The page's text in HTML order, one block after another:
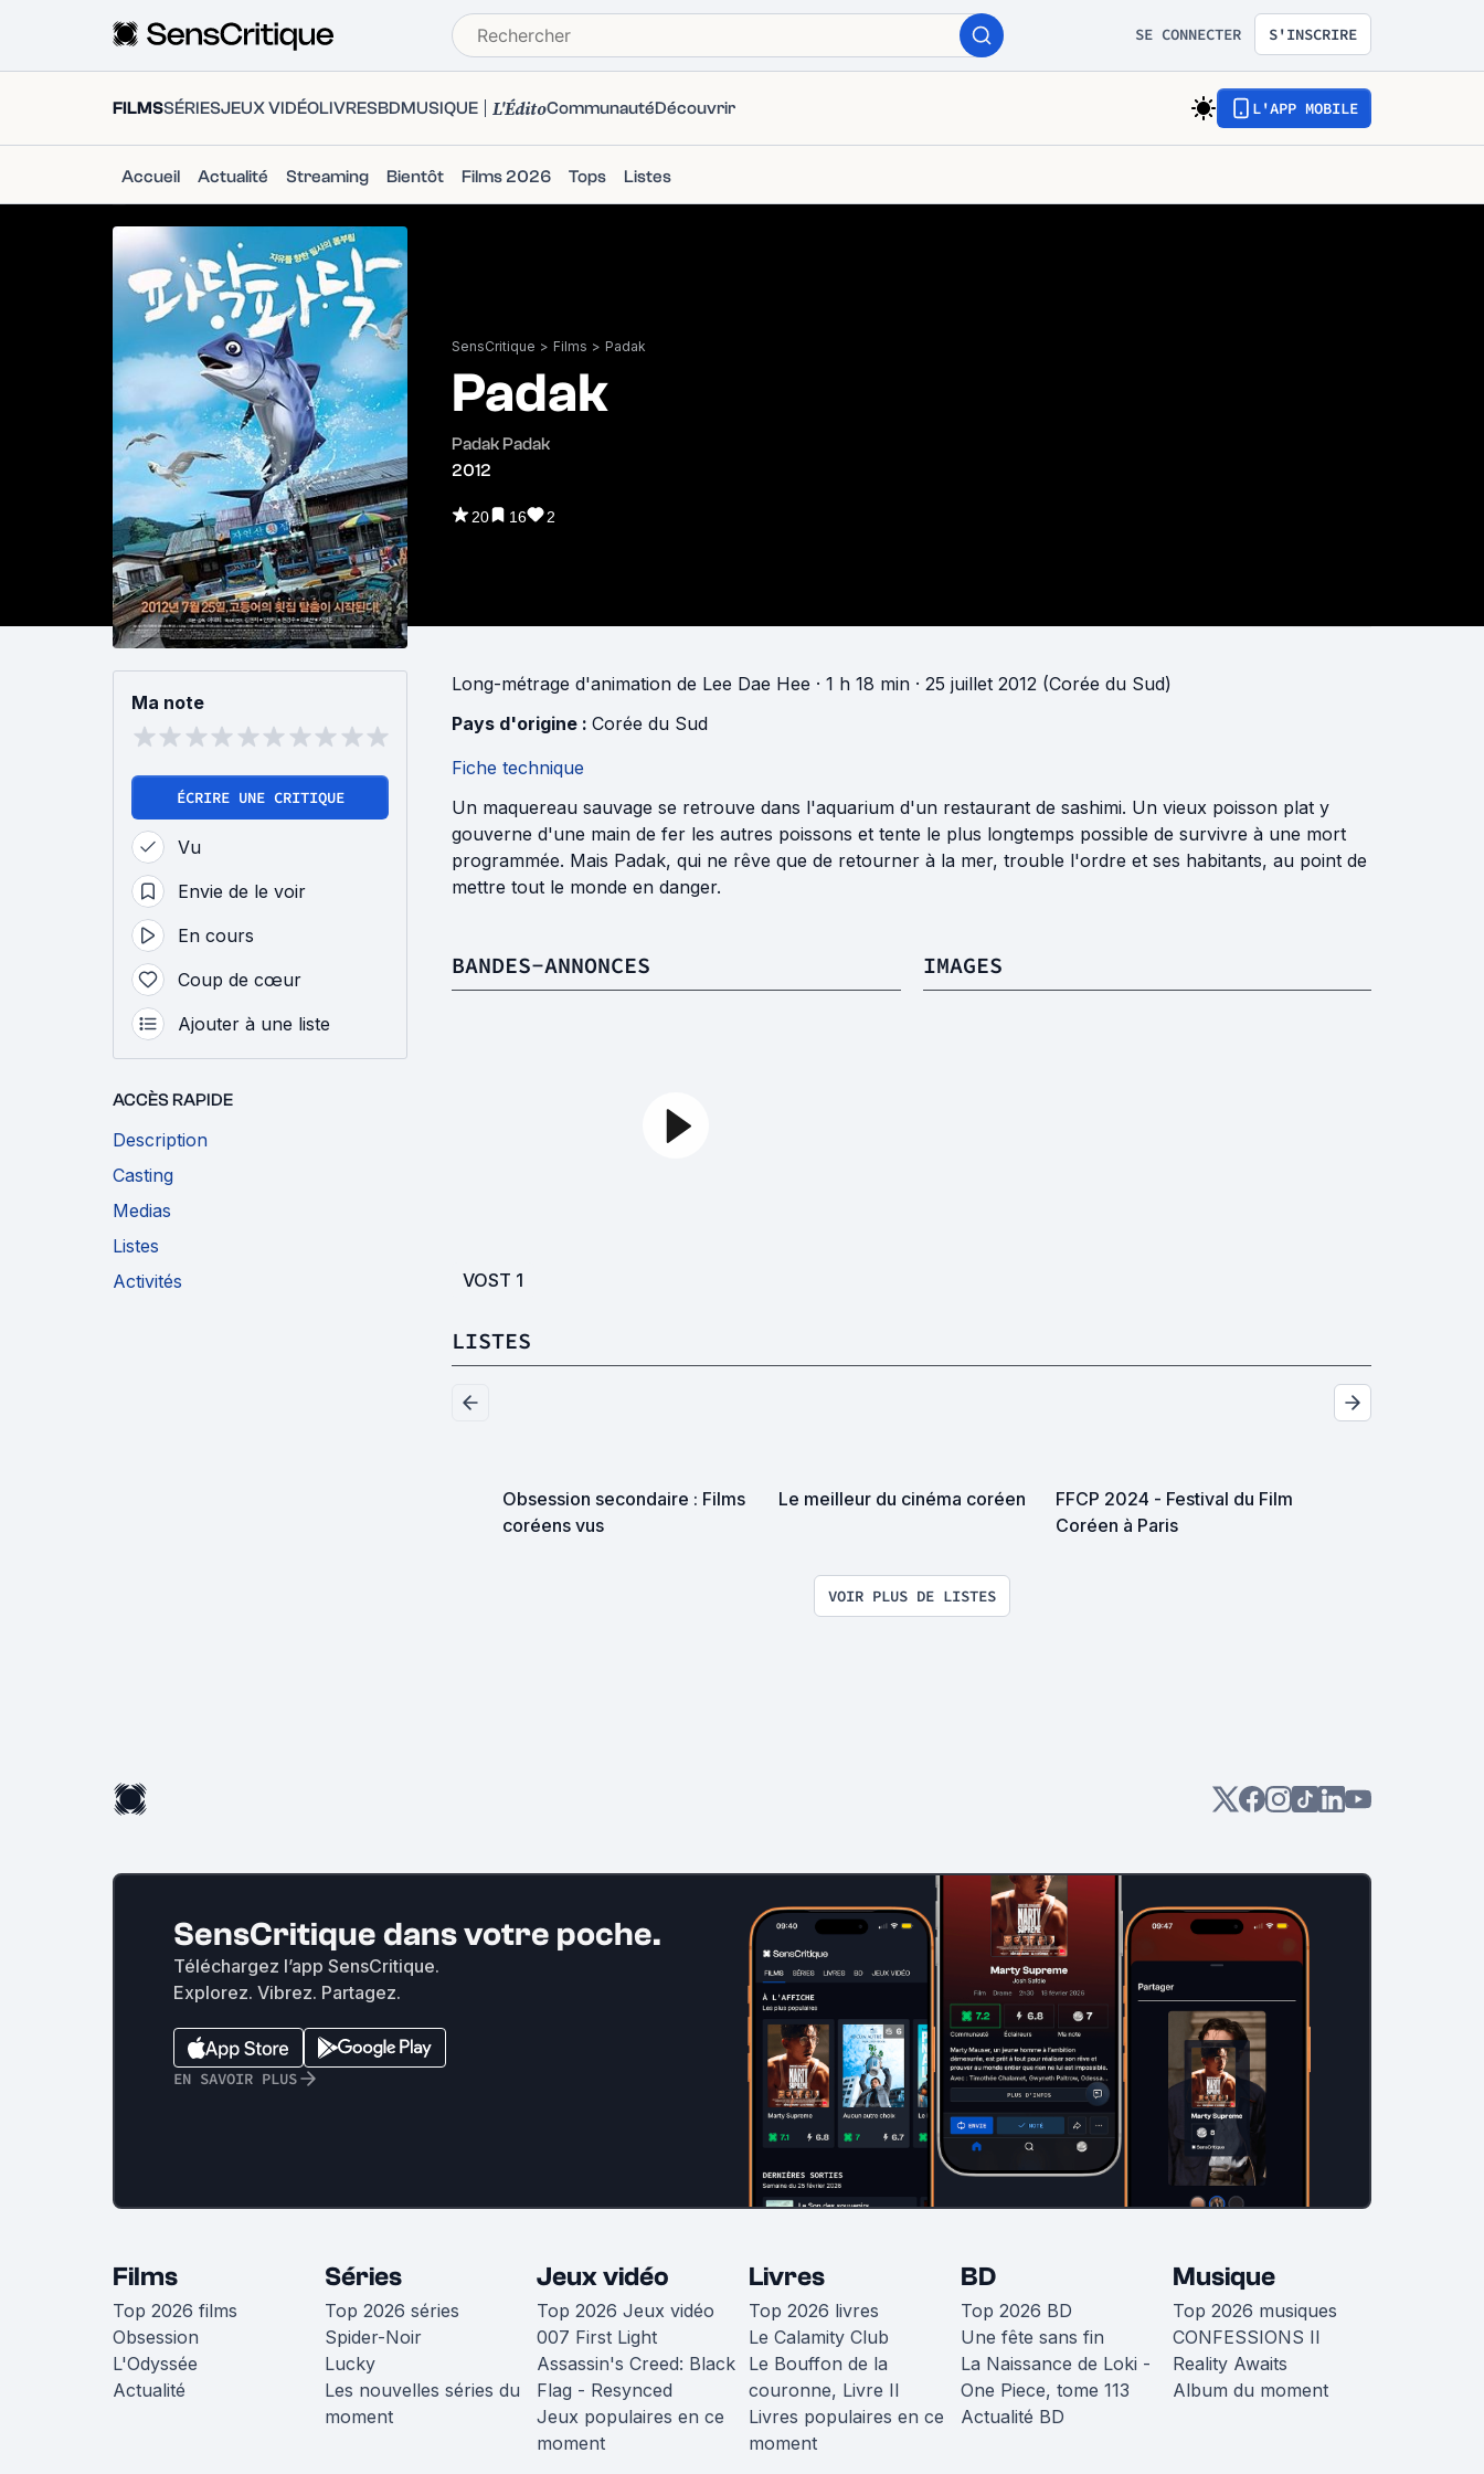
SE CONNECTER S'INSCRIRE
FILMSSÉRIESJEUX VIDÉOLIVRESBDMUSIQUE L'ÉditoCommunautéDécouvrir L'APP MOBILE
Accueil Actualité Streaming Bientôt Films 2026 Tops Listes
SensCritique > Films > Padak
Padak
Padak Padak
2012
20 16 2
Ma note
ÉCRIRE UNE CRITIQUE
Vu
Envie de le voir
En cours
Coup de cœur
Ajouter à une liste
ACCÈS RAPIDE
Description
Casting
Medias
Listes
Activités
Long-métrage d'animation de Lee Dae Hee · 1 h 18 min · 25 juillet 2012 (Corée du Sud)
Pays d'origine : Corée du Sud
Fiche technique
Un maquereau sauvage se retrouve dans l'aquarium d'un restaurant de sashimi. Un vieux poisson plat y
gouverne d'une main de fer les autres poissons et tente le plus longtemps possible de survivre à une mort
programmée. Mais Padak, qui ne rêve que de retourner à la mer, trouble l'ordre et ses habitants, au point de
mettre tout le monde en danger.
BANDES-ANNONCES
VOST 1
IMAGES
LISTES
Obsession secondaire : Films
coréens vus
Le meilleur du cinéma coréen
FFCP 2024 - Festival du Film
Coréen à Paris
VOIR PLUS DE LISTES
SensCritique dans votre poche.
Téléchargez l’app SensCritique.
Explorez. Vibrez. Partagez.
EN SAVOIR PLUS
Films
Top 2026 films
Obsession
L'Odyssée
Actualité
Séries
Top 2026 séries
Spider-Noir
Lucky
Les nouvelles séries du
moment
Jeux vidéo
Top 2026 Jeux vidéo
007 First Light
Assassin's Creed: Black
Flag - Resynced
Jeux populaires en ce
moment
Livres
Top 2026 livres
Le Calamity Club
Le Bouffon de la
couronne, Livre II
Livres populaires en ce
moment
BD
Top 2026 BD
Une fête sans fin
La Naissance de Loki -
One Piece, tome 113
Actualité BD
Musique
Top 2026 musiques
CONFESSIONS II
Reality Awaits
Album du moment